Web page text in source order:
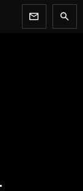
newsletter search